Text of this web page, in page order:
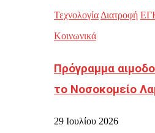
Τεχνολογία Διατροφή
Κοινωνικά
Πρόγραμμα
το Νοσοκομείο
29 Ιουλίου 2026